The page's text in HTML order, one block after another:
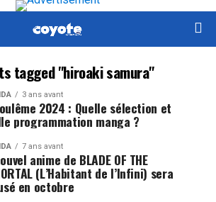
tagged "hiroaki samura"
3 ans avant
2024 : Quelle sélection et
programmation manga ?
7 ans avant
anime de BLADE OF THE
(L’Habitant de l’Infini) sera
en octobre